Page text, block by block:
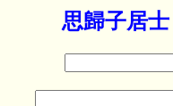
思歸子居